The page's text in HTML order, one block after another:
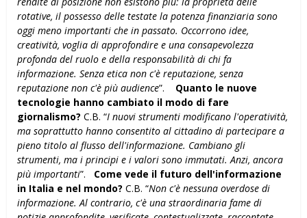
rotative, il possesso delle testate la potenza finanziaria sono
oggi meno importanti che in passato. Occorrono idee,
creatività, voglia di approfondire e una consapevolezza
profonda del ruolo e della responsabilità di chi fa
informazione. Senza etica non c'è reputazione, senza
reputazione non c'è più audience”. Quanto le nuove
tecnologie hanno cambiato il modo di fare
giornalismo? C.B. “I nuovi strumenti modificano l'operatività,
ma soprattutto hanno consentito al cittadino di partecipare a
pieno titolo al flusso dell'informazione. Cambiano gli
strumenti, ma i principi e i valori sono immutati. Anzi, ancora
più importanti”. Come vede il futuro dell'informazione
in Italia e nel mondo? C.B. “Non c'è nessuna overdose di
informazione. Al contrario, c'è una straordinaria fame di